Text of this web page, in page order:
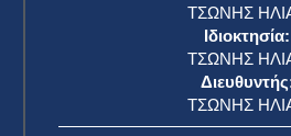
ΤΣΩΝΗΣ
Ιδιοκτησία:
ΤΣΩΝΗΣ
ΤΣΩΝΗΣ